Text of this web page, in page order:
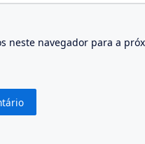
neste navegador para a